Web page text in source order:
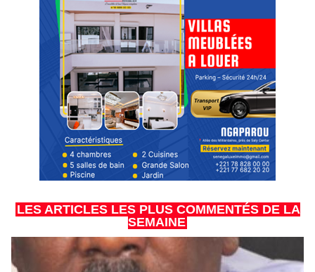
LES ARTICLES LES PLUS COMMENTÉS DE LA
SEMAINE